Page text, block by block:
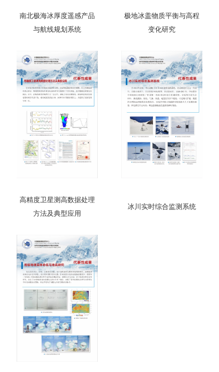
南北极海冰厚度遥感产品
与航线规划系统
极地冰盖物质平衡与高程
变化研究
高精度卫星测高数据处理
方法及典型应用
冰川实时综合监测系统